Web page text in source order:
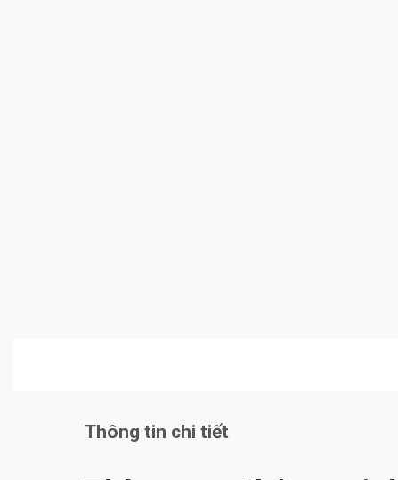
Thông tin chi tiết